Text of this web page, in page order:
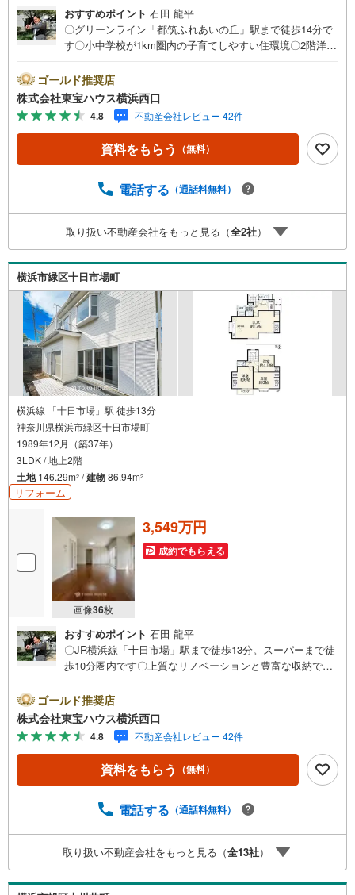
おすすめポイント 石田 龍平
〇グリーンライン「都筑ふれあいの丘」駅まで徒歩14分で
す〇小中学校が1km圏内の子育てしやすい住環境〇2階洋室
ペーン対象店舗ーーーー当店で物件を成約するとPayPayボ
ーナスライトがもらえる「Yahoo！ 不動産 物件ご成約キャ
ンペーン」の対象になります。「資料をもらう」「見学予
約をする」ボタンからお問い合わせください。※必ずYaho
o！ JAPAN IDでログインしてください。※PayPayボーナス
ライトは出金と譲渡はできません。有効期限は付与日から6
ーーーー紹介金融機関/都市銀行利率/年利 0.95％（変動金
用金利は融資実行時のものとなります。金利情勢により表
記の返済額と異なる場合があります。ーーーーーーーーー
ーーーーーーーーーーーーーーーー
ゴールド推奨店
株式会社東宝ハウス横浜西口
4.8 不動産会社レビュー 42件
資料をもらう （無料）
電話する （通話料無料）
取り扱い不動産会社をもっと見る（全2社）
横浜市緑区十日市場町
横浜線 「十日市場」駅 徒歩13分
神奈川県横浜市緑区十日市場町
1989年12月（築37年）
3LDK / 地上2階
土地146.29m2 /建物86.94m2
リフォーム
画像36枚
3,549万円
成約でもらえる
おすすめポイント 石田 龍平
〇JR横浜線「十日市場」駅まで徒歩13分。スーパーまで徒
歩10分圏内です〇上質なリノベーションと豊富な収納で快
てくれる設備も充実していますーーーーYahoo！ 不動産キ
ャンペーン対象店舗ーーーー当店で物件を成約するとPayP
ayボーナスライトがもらえる「Yahoo！ 不動産 物件ご成約
キャンペーン」の対象になります。「資料をもらう」「見
学予約をする」ボタンからお問い合わせください。※必ずY
ahoo！ JAPAN IDでログインしてください。※PayPayボー
から60日です。ーーーーーーーーーーーーーーーーーーー
（変動金利）※上記金利は 2026年8月時点 のものであり、
実際の適用金利は融資実行時のものとなります。金利情勢
により表記の返済額と異なる場合があります。ーーーーー
ーーーーーーーーーーーーーーーーーーーー
ゴールド推奨店
株式会社東宝ハウス横浜西口
4.8 不動産会社レビュー 42件
資料をもらう （無料）
電話する （通話料無料）
取り扱い不動産会社をもっと見る（全13社）